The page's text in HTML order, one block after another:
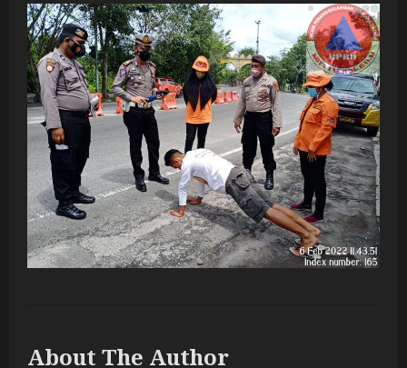
About The Author